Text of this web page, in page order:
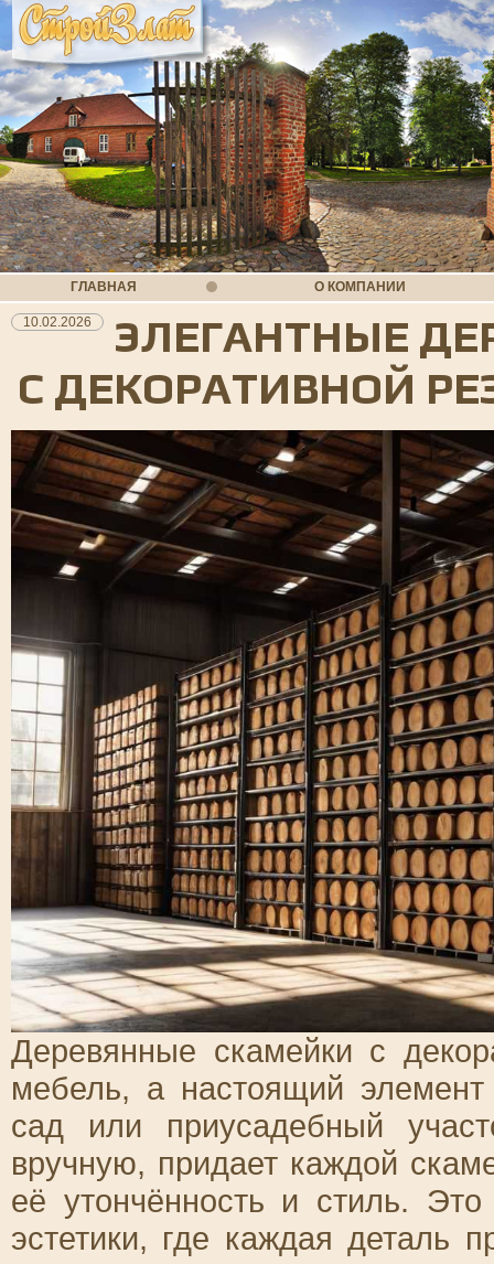
ГЛАВНАЯ О КОМПАНИИ
10.02.2026
ЭЛЕГАНТНЫЕ
С ДЕКОРАТИВНОЙ
Деревянные скамейки с
мебель, а настоящий
сад или приусадебный
вручную, придает каждой
её утончённость и стиль.
эстетики, где каждая деталь